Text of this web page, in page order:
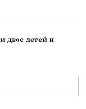
двое детей и